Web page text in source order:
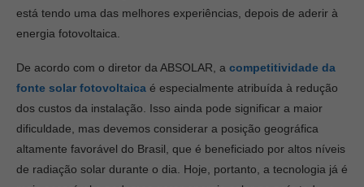
está tendo uma das melhores experiências, depois de aderir à
energia fotovoltaica.
De acordo com o diretor da ABSOLAR, a competitividade da
fonte solar fotovoltaica é especialmente atribuída à redução
dos custos da instalação. Isso ainda pode significar a maior
dificuldade, mas devemos considerar a posição geográfica
altamente favorável do Brasil, que é beneficiado por altos níveis
de radiação solar durante o dia. Hoje, portanto, a tecnologia já é